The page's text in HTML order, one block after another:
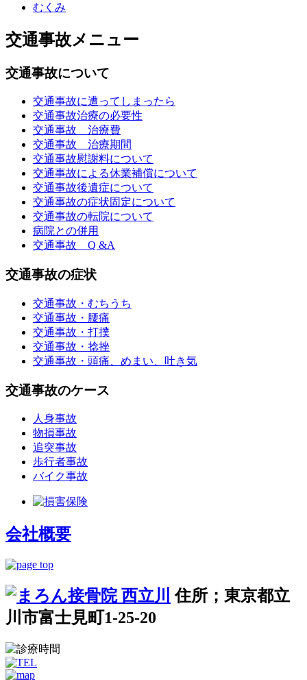
むくみ
交通事故メニュー
交通事故について
交通事故に遭ってしまったら
交通事故治療の必要性
交通事故 治療費
交通事故 治療期間
交通事故慰謝料について
交通事故による休業補償について
交通事故後遺症について
交通事故の症状固定について
交通事故の転院について
病院との併用
交通事故 Q &A
交通事故の症状
交通事故・むちうち
交通事故・腰痛
交通事故・打撲
交通事故・捻挫
交通事故・頭痛、めまい、吐き気
交通事故のケース
人身事故
物損事故
追突事故
歩行者事故
バイク事故
会社概要
住所；東京都立
川市富士見町1-25-20